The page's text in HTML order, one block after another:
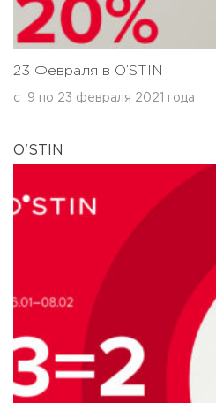
23 Февраля в O’STIN
с 9 по 23 февраля 2021 года
O'STIN